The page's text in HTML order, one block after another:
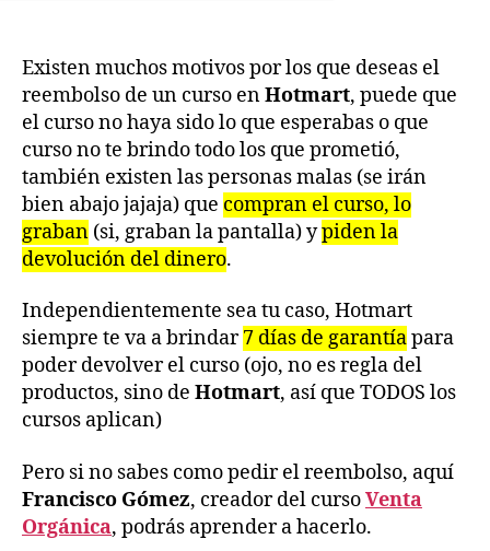
Existen muchos motivos por los que deseas el
reembolso de un curso enHotmart, puede que
el curso no haya sido lo que esperabas o que
curso no te brindo todo los que prometió,
también existen las personas malas (se irán
bien abajo jajaja) que compran el curso, lo
graban (si, graban la pantalla) ypiden la
devolución del dinero.
Independientemente sea tu caso, Hotmart
siempre te va a brindar7 días de garantíapara
poder devolver el curso (ojo, no es regla del
productos, sino de Hotmart, así que TODOS los
cursos aplican)
Pero si no sabes como pedir el reembolso, aquí
Francisco Gómez, creador del cursoVenta
Orgánica, podrás aprender a hacerlo.